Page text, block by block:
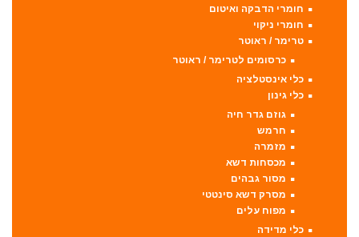
חומרי הדבקה ואיטום
חומרי ניקוי
טרימר / ראוטר
כרסומים לטרימר / ראוטר
כלי אינסטלציה
כלי גינון
גוזם גדר חיה
חרמש
מזמרה
מכסחות דשא
מסור גבהים
מסרק דשא סינטטי
מפוח עלים
כלי מדידה